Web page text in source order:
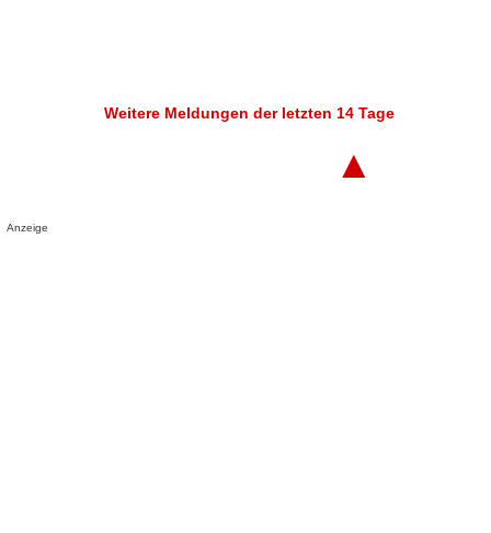
Weitere Meldungen der letzten 14 Tage
▲
Anzeige